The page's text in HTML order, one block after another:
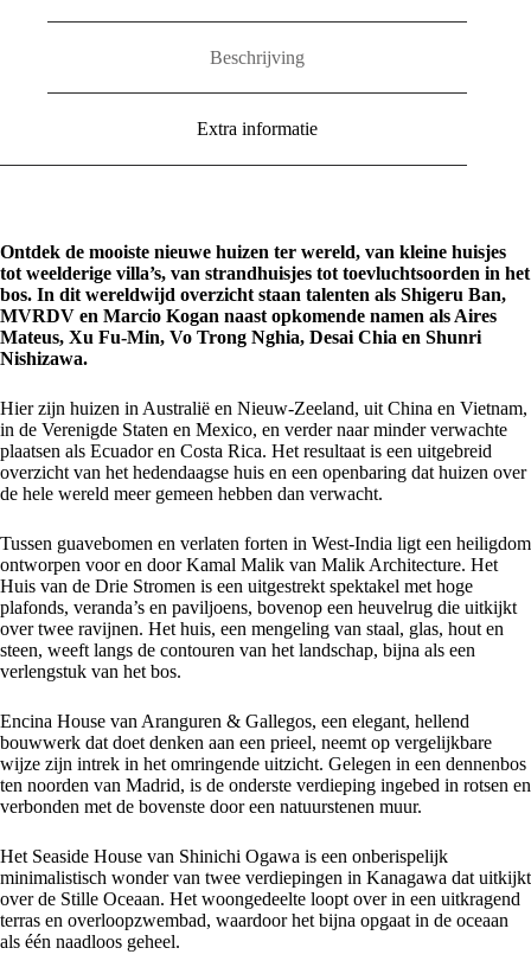
Beschrijving
Extra informatie
Ontdek de mooiste nieuwe huizen ter wereld, van kleine huisjes
tot weelderige villa’s, van strandhuisjes tot toevluchtsoorden in het
bos. In dit wereldwijd overzicht staan talenten als Shigeru Ban,
MVRDV en Marcio Kogan naast opkomende namen als Aires
Mateus, Xu Fu-Min, Vo Trong Nghia, Desai Chia en Shunri
Nishizawa.
Hier zijn huizen in Australië en Nieuw-Zeeland, uit China en Vietnam,
in de Verenigde Staten en Mexico, en verder naar minder verwachte
plaatsen als Ecuador en Costa Rica. Het resultaat is een uitgebreid
overzicht van het hedendaagse huis en een openbaring dat huizen over
de hele wereld meer gemeen hebben dan verwacht.
Tussen guavebomen en verlaten forten in West-India ligt een heiligdom
ontworpen voor en door Kamal Malik van Malik Architecture. Het
Huis van de Drie Stromen is een uitgestrekt spektakel met hoge
plafonds, veranda’s en paviljoens, bovenop een heuvelrug die uitkijkt
over twee ravijnen. Het huis, een mengeling van staal, glas, hout en
steen, weeft langs de contouren van het landschap, bijna als een
verlengstuk van het bos.
Encina House van Aranguren & Gallegos, een elegant, hellend
bouwwerk dat doet denken aan een prieel, neemt op vergelijkbare
wijze zijn intrek in het omringende uitzicht. Gelegen in een dennenbos
ten noorden van Madrid, is de onderste verdieping ingebed in rotsen en
verbonden met de bovenste door een natuurstenen muur.
Het Seaside House van Shinichi Ogawa is een onberispelijk
minimalistisch wonder van twee verdiepingen in Kanagawa dat uitkijkt
over de Stille Oceaan. Het woongedeelte loopt over in een uitkragend
terras en overloopzwembad, waardoor het bijna opgaat in de oceaan
als één naadloos geheel.